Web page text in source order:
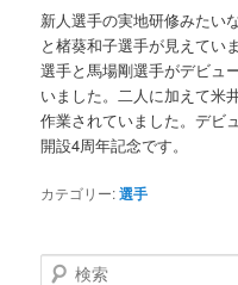
新人選手の実地研修みたい
と楮葵和子選手が見えてい
選手と馬場剛選手がデビュ
いました。二人に加えて米
作業されていました。デビ
開設4周年記念です。
カテゴリー:選手
検索